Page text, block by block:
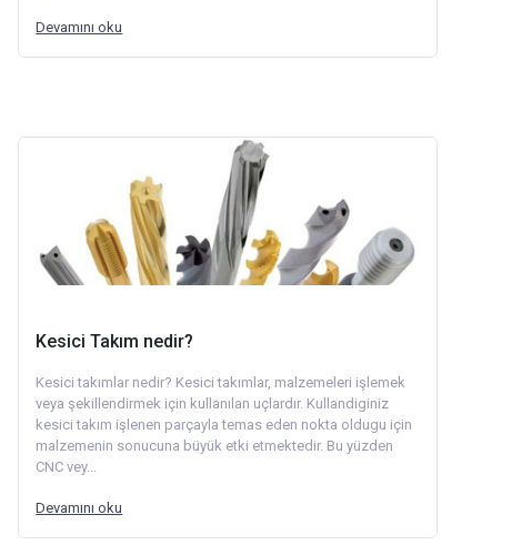
Devamını oku
Kesici Takım nedir?
Kesici takımlar nedir? Kesici takımlar, malzemeleri işlemek
veya şekillendirmek için kullanılan uçlardır. Kullandiginiz
kesici takım işlenen parçayla temas eden nokta oldugu için
malzemenin sonucuna büyük etki etmektedir. Bu yüzden
CNC vey...
Devamını oku